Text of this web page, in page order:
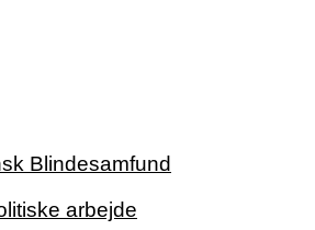
Blindesamfund
arbejde